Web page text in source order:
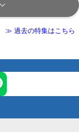
≫ 過去の特集はこちら